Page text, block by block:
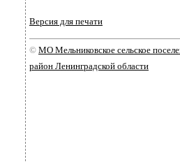
Версия для печати
© МО Мельниковское сельское
район Ленинградской области